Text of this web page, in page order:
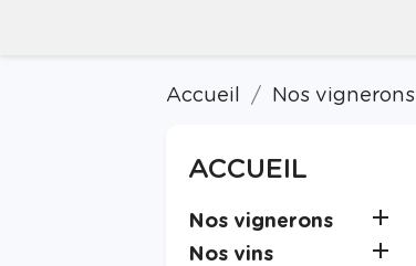
Accueil Nos vignerons
ACCUEIL
Nos vignerons 
Nos vins 